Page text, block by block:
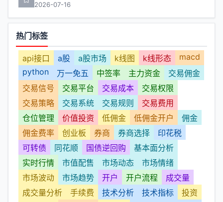
2026-07-16
热门标签
api接口 a股 a股市场 k线图 k线形态
macd
python
万一免五 中签率 主力资金
交易佣金
交易信号
交易平台 交易成本
交易权限
交易策略
交易系统 交易规则
交易费用
仓位管理
价值投资 低佣金 低佣金开户
佣金
佣金费率
创业板 券商 券商选择
印花税
可转债
同花顺 国债逆回购
基本面分析
实时行情
市值配售 市场动态
市场情绪
市场波动
市场趋势 开户 开户流程
成交量
成交量分析
手续费 技术分析 技术指标
投资